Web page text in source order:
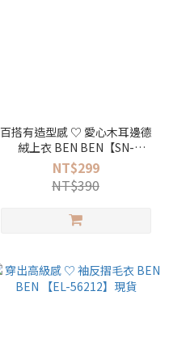
百搭有造型感 ♡ 愛心木耳邊德
絨上衣 BEN BEN【SN-
12938】現貨
NT$299
NT$390